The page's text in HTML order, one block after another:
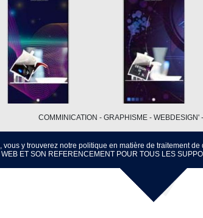
COMMINICATION - GRAPHISME - WEBDESIGN'
vous y trouverez notre politique en matière de traitement
ET SON REFERENCEMENT POUR TOUS LES